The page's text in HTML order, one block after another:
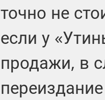
точно не
если у
продажи, в